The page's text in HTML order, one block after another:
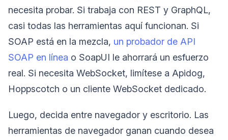
necesita probar. Si trabaja con REST y GraphQL,
casi todas las herramientas aquí funcionan. Si
SOAP está en la mezcla, un probador de API
SOAP en línea o SoapUI le ahorrará un esfuerzo
real. Si necesita WebSocket, limítese a Apidog,
Hoppscotch o un cliente WebSocket dedicado.
Luego, decida entre navegador y escritorio. Las
herramientas de navegador ganan cuando desea